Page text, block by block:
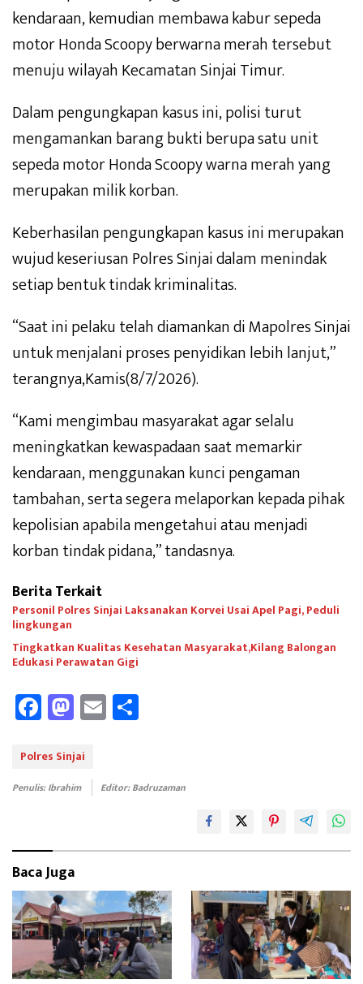
kendaraan, kemudian membawa kabur sepeda
motor Honda Scoopy berwarna merah tersebut
menuju wilayah Kecamatan Sinjai Timur.
Dalam pengungkapan kasus ini, polisi turut
mengamankan barang bukti berupa satu unit
sepeda motor Honda Scoopy warna merah yang
merupakan milik korban.
Keberhasilan pengungkapan kasus ini merupakan
wujud keseriusan Polres Sinjai dalam menindak
setiap bentuk tindak kriminalitas.
“Saat ini pelaku telah diamankan di Mapolres Sinjai
untuk menjalani proses penyidikan lebih lanjut,”
terangnya,Kamis(8/7/2026).
“Kami mengimbau masyarakat agar selalu
meningkatkan kewaspadaan saat memarkir
kendaraan, menggunakan kunci pengaman
tambahan, serta segera melaporkan kepada pihak
kepolisian apabila mengetahui atau menjadi
korban tindak pidana,” tandasnya.
Berita Terkait
Personil Polres Sinjai Laksanakan Korvei Usai Apel Pagi, Peduli
lingkungan
Tingkatkan Kualitas Kesehatan Masyarakat,Kilang Balongan
Edukasi Perawatan Gigi
Fa
ce
b
oo
M
as
to
d
E
m
Polres Sinjai
Penulis: Ibrahim Editor: Badruzaman
Baca Juga